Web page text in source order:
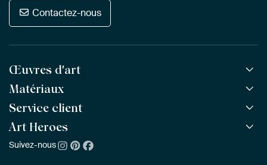
Contactez-nous
Œuvres d'art
Toutes les œuvres
Toutes les collections
Tous les artistes
Meilleures ventes
Matériaux
ArtFrame™ POPULAIRE
ArtFrame™ en bois
Toile
Service client
Questions fréquentes
Commander
Art Heroes
À propos de nous
Suivez-nous